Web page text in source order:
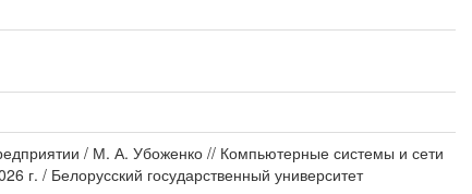
/ М. А. Убоженко // Компьютерные системы и сети
г. / Белорусский государственный университет